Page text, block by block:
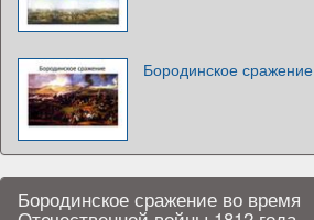
Бородинское сражение
Бородинское сражение во время